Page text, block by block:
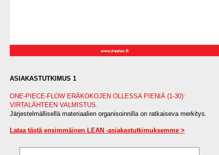
ASIAKASTUTKIMUS 1
ONE-PIECE-FLOW ERÄKOKOJEN OLLESSA PIENIÄ (1-30):
VIRTALÄHTEEN VALMISTUS.
Järjestelmällisellä materiaalien organisoinnilla on ratkaiseva merkitys.
Lataa tästä ensimmäinen LEAN -asiakastutkimuksemme >